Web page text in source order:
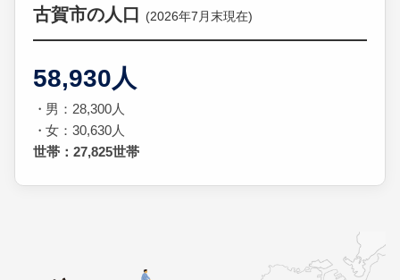
古賀市の人口 (2026年7月末現在)
58,930人
男：28,300人
女：30,630人
世帯：27,825世帯